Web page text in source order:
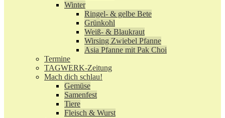
Winter
Ringel- & gelbe Bete
Grünkohl
Weiß- & Blaukraut
Wirsing Zwiebel Pfanne
Asia Pfanne mit Pak Choi
Termine
TAGWERK-Zeitung
Mach dich schlau!
Gemüse
Samenfest
Tiere
Fleisch & Wurst